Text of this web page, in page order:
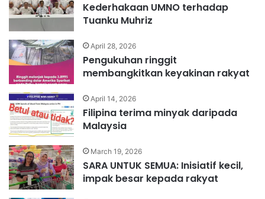
Kederhakaan UMNO terhadap
Tuanku Muhriz
April 28, 2026
Pengukuhan ringgit
membangkitkan keyakinan rakyat
April 14, 2026
Filipina terima minyak daripada
Malaysia
March 19, 2026
SARA UNTUK SEMUA: Inisiatif kecil,
impak besar kepada rakyat